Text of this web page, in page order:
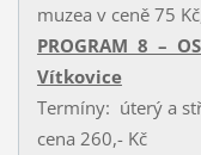
muzea v ceně 75
PROGRAM 8
Vítkovice
Termíny:
cena 260,- Kč